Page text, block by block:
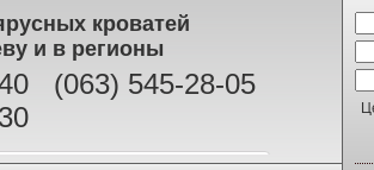
кроватей
и в регионы
(063) 545-28-05